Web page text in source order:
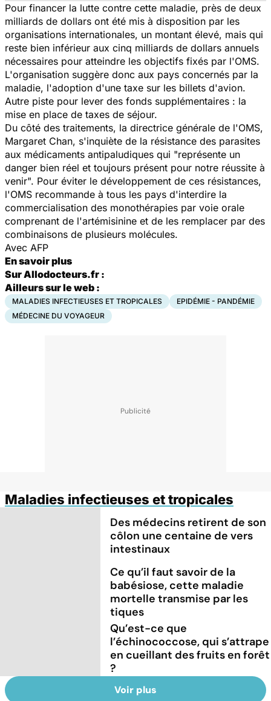
Pour financer la lutte contre cette maladie, près de deux
milliards de dollars ont été mis à disposition par les
organisations internationales, un montant élevé, mais qui
reste bien inférieur aux cinq milliards de dollars annuels
nécessaires pour atteindre les objectifs fixés par l'OMS.
L'organisation suggère donc aux pays concernés par la
maladie, l'adoption d'une taxe sur les billets d'avion.
Autre piste pour lever des fonds supplémentaires : la
mise en place de taxes de séjour.
Du côté des traitements, la directrice générale de l'OMS,
Margaret Chan, s'inquiète de la résistance des parasites
aux médicaments antipaludiques qui "représente un
danger bien réel et toujours présent pour notre réussite à
venir". Pour éviter le développement de ces résistances,
l'OMS recommande à tous les pays d'interdire la
commercialisation des monothérapies par voie orale
comprenant de l'artémisinine et de les remplacer par des
combinaisons de plusieurs molécules.
Avec AFP
En savoir plus
Sur Allodocteurs.fr :
Ailleurs sur le web :
MALADIES INFECTIEUSES ET TROPICALES
EPIDÉMIE - PANDÉMIE
MÉDECINE DU VOYAGEUR
Maladies infectieuses et tropicales
Des médecins retirent de son
côlon une centaine de vers
intestinaux
Ce qu’il faut savoir de la
babésiose, cette maladie
mortelle transmise par les
tiques
Qu’est-ce que
l’échinococcose, qui s’attrape
en cueillant des fruits en forêt
?
Voir plus